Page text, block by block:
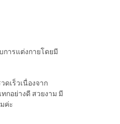
ารแต่งกายโดยมี
เร็วเนื่องจาก
กอย่างดี สวยงาม มี
ค่ะ